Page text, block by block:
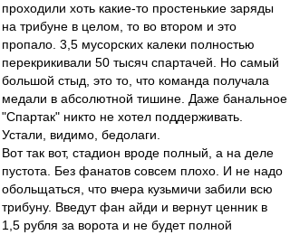
проходили хоть какие-то простенькие заряды
на трибуне в целом, то во втором и это
пропало. 3,5 мусорских калеки полностью
перекрикивали 50 тысяч спартачей. Но самый
большой стыд, это то, что команда получала
медали в абсолютной тишине. Даже банальное
"Спартак" никто не хотел поддерживать.
Устали, видимо, бедолаги.
Вот так вот, стадион вроде полный, а на деле
пустота. Без фанатов совсем плохо. И не надо
обольщаться, что вчера кузьмичи забили всю
трибуну. Введут фан айди и вернут ценник в
1,5 рубля за ворота и не будет полной